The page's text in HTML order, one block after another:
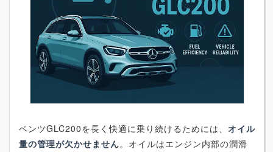
ベンツGLC200を長く快適に乗り続けるためには、 オイル
量の管理が欠かせません。オイルはエンジン内部の潤滑